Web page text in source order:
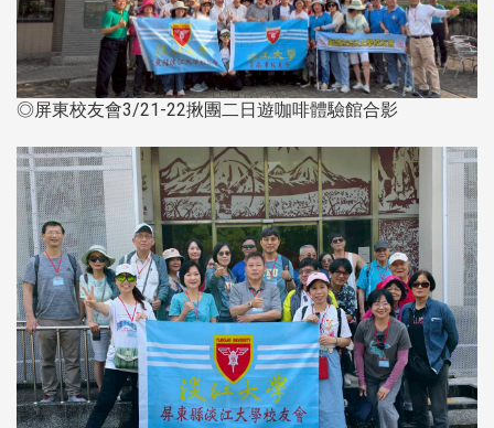
◎屏東校友會3/21-22揪團二日遊咖啡體驗館合影